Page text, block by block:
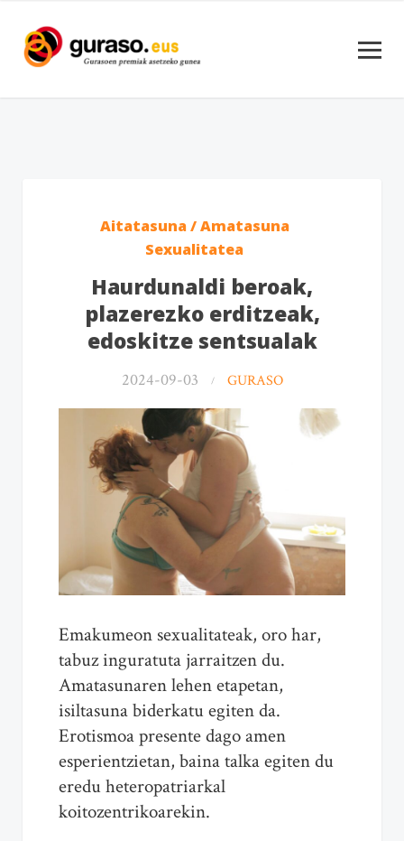
Aitatasuna / Amatasuna
Sexualitatea
Haurdunaldi beroak,
plazerezko erditzeak,
edoskitze sentsualak
2024-09-03 GURASO
Emakumeon sexualitateak, oro har,
tabuz inguratuta jarraitzen du.
Amatasunaren lehen etapetan,
isiltasuna biderkatu egiten da.
Erotismoa presente dago amen
esperientzietan, baina talka egiten du
eredu heteropatriarkal
koitozentrikoarekin.